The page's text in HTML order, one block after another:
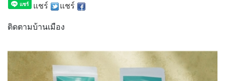
แชร์ แชร์
ติดตามบ้านเมือง